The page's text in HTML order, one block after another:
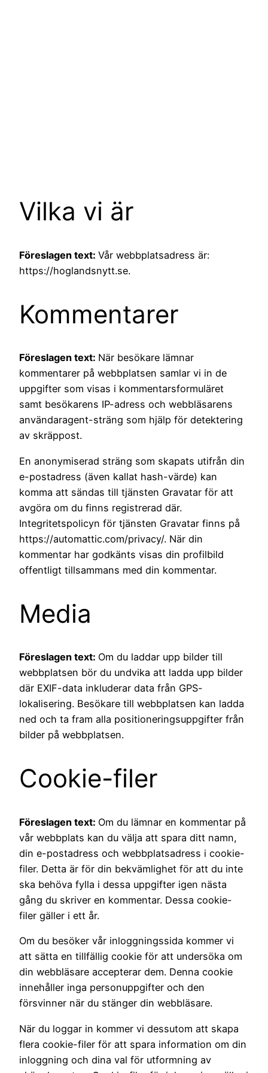
Vilka vi är
Föreslagen text: Vår webbplatsadress är:
https://hoglandsnytt.se.
Kommentarer
Föreslagen text: När besökare lämnar
kommentarer på webbplatsen samlar vi in de
uppgifter som visas i kommentarsformuläret
samt besökarens IP-adress och webbläsarens
användaragent-sträng som hjälp för detektering
av skräppost.
En anonymiserad sträng som skapats utifrån din
e-postadress (även kallat hash-värde) kan
komma att sändas till tjänsten Gravatar för att
avgöra om du finns registrerad där.
Integritetspolicyn för tjänsten Gravatar finns på
https://automattic.com/privacy/. När din
kommentar har godkänts visas din profilbild
offentligt tillsammans med din kommentar.
Media
Föreslagen text: Om du laddar upp bilder till
webbplatsen bör du undvika att ladda upp bilder
där EXIF-data inkluderar data från GPS-
lokalisering. Besökare till webbplatsen kan ladda
ned och ta fram alla positioneringsuppgifter från
bilder på webbplatsen.
Cookie-filer
Föreslagen text: Om du lämnar en kommentar på
vår webbplats kan du välja att spara ditt namn,
din e-postadress och webbplatsadress i cookie-
filer. Detta är för din bekvämlighet för att du inte
ska behöva fylla i dessa uppgifter igen nästa
gång du skriver en kommentar. Dessa cookie-
filer gäller i ett år.
Om du besöker vår inloggningssida kommer vi
att sätta en tillfällig cookie för att undersöka om
din webbläsare accepterar dem. Denna cookie
innehåller inga personuppgifter och den
försvinner när du stänger din webbläsare.
När du loggar in kommer vi dessutom att skapa
flera cookie-filer för att spara information om din
inloggning och dina val för utformning av